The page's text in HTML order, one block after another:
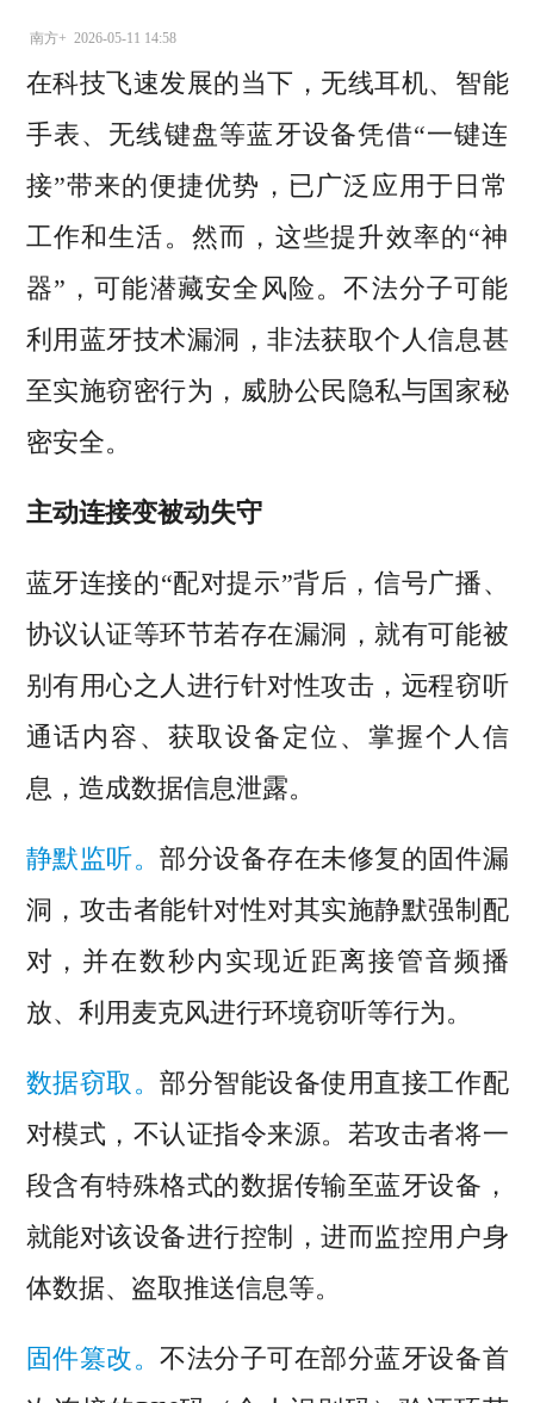
南方+ 2026-05-11 14:58
在科技飞速发展的当下，无线耳机、智能
手表、无线键盘等蓝牙设备凭借“一键连
接”带来的便捷优势，已广泛应用于日常
工作和生活。然而，这些提升效率的“神
器”，可能潜藏安全风险。不法分子可能
利用蓝牙技术漏洞，非法获取个人信息甚
至实施窃密行为，威胁公民隐私与国家秘
密安全。
主动连接变被动失守
蓝牙连接的“配对提示”背后，信号广播、
协议认证等环节若存在漏洞，就有可能被
别有用心之人进行针对性攻击，远程窃听
通话内容、获取设备定位、掌握个人信
息，造成数据信息泄露。
静默监听。部分设备存在未修复的固件漏
洞，攻击者能针对性对其实施静默强制配
对，并在数秒内实现近距离接管音频播
放、利用麦克风进行环境窃听等行为。
数据窃取。部分智能设备使用直接工作配
对模式，不认证指令来源。若攻击者将一
段含有特殊格式的数据传输至蓝牙设备，
就能对该设备进行控制，进而监控用户身
体数据、盗取推送信息等。
固件篡改。不法分子可在部分蓝牙设备首